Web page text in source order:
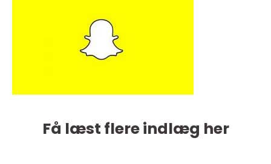
Få læst flere indlæg her